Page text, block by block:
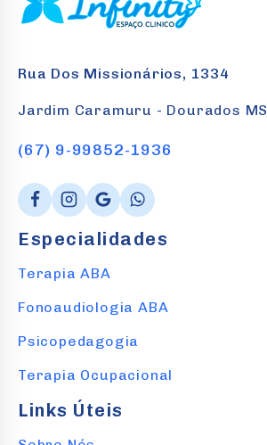
Rua Dos Missionários, 1334
Jardim Caramuru - Dourados MS
(67) 9-99852-1936
Especialidades
Terapia ABA
Fonoaudiologia ABA
Psicopedagogia
Terapia Ocupacional
Links Úteis